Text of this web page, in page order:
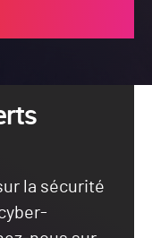
la sécurité